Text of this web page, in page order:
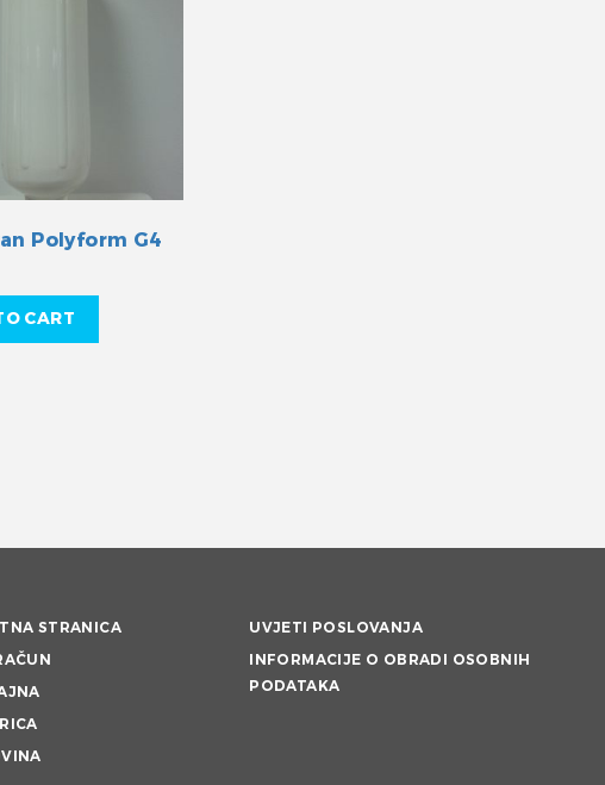
Polyform G4
CART
STRANICA
UVJETI POSLOVANJA
INFORMACIJE O OBRADI OSOBNIH
PODATAKA